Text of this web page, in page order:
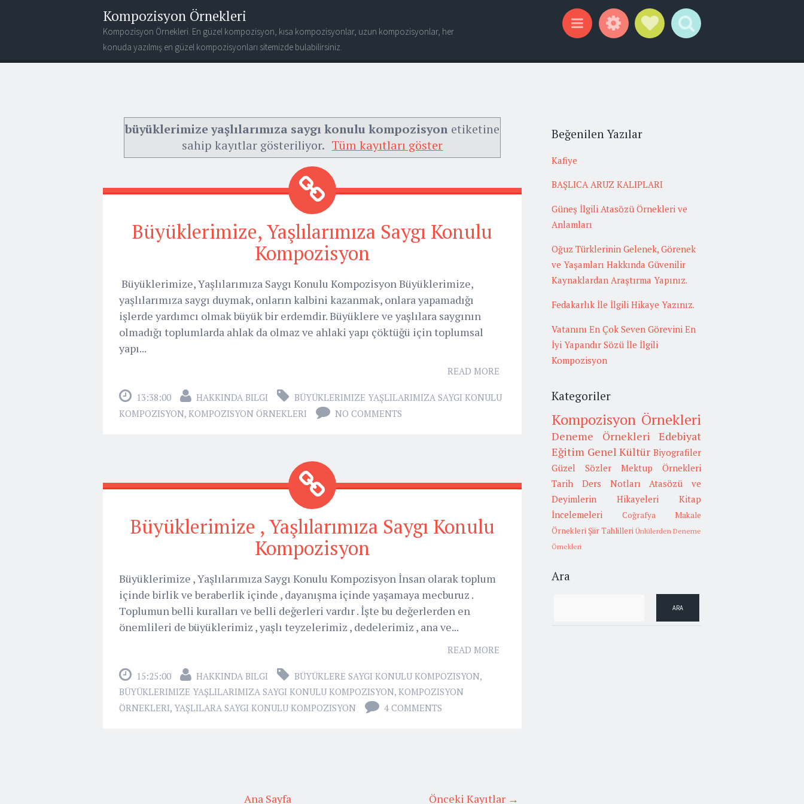
Kompozisyon Örnekleri
Kompozisyon Örnekleri. En güzel kompozisyon, kısa kompozisyonlar, uzun kompozisyonlar, her
konuda yazılmış en güzel kompozisyonları sitemizde bulabilirsiniz.
büyüklerimize yaşlılarımıza saygı konulu kompozisyon etiketine
sahip kayıtlar gösteriliyor. Tüm kayıtları göster
Büyüklerimize, Yaşlılarımıza Saygı Konulu
Kompozisyon
Büyüklerimize, Yaşlılarımıza Saygı Konulu Kompozisyon Büyüklerimize,
yaşlılarımıza saygı duymak, onların kalbini kazanmak, onlara yapamadığı
işlerde yardımcı olmak büyük bir erdemdir. Büyüklere ve yaşlılara saygının
olmadığı toplumlarda ahlak da olmaz ve ahlaki yapı çöktüğü için toplumsal
yapı...
READ MORE
13:38:00 HAKKINDA BILGI
BÜYÜKLERIMIZE YAŞLILARIMIZA SAYGI KONULU
KOMPOZISYON, KOMPOZISYON ÖRNEKLERI NO COMMENTS
Büyüklerimize , Yaşlılarımıza Saygı Konulu
Kompozisyon
Büyüklerimize , Yaşlılarımıza Saygı Konulu Kompozisyon İnsan olarak toplum
içinde birlik ve beraberlik içinde , dayanışma içinde yaşamaya mecburuz .
Toplumun belli kuralları ve belli değerleri vardır . İşte bu değerlerden en
önemlileri de büyüklerimiz , yaşlı teyzelerimiz , dedelerimiz , ana ve...
READ MORE
15:25:00 HAKKINDA BILGI BÜYÜKLERE SAYGI KONULU KOMPOZISYON,
BÜYÜKLERIMIZE YAŞLILARIMIZA SAYGI KONULU KOMPOZISYON, KOMPOZISYON
ÖRNEKLERI, YAŞLILARA SAYGI KONULU KOMPOZISYON 4 COMMENTS
Önceki Kayıtlar →
Ana Sayfa
Beğenilen Yazılar
Kafiye
BAŞLICA ARUZ KALIPLARI
Güneş İlgili Atasözü Örnekleri ve
Anlamları
Oğuz Türklerinin Gelenek, Görenek
ve Yaşamları Hakkında Güvenilir
Kaynaklardan Araştırma Yapınız.
Fedakarlık İle İlgili Hikaye Yazınız.
Vatanını En Çok Seven Görevini En
İyi Yapandır Sözü İle İlgili
Kompozisyon
Kategoriler
Kompozisyon Örnekleri
Deneme Örnekleri
Edebiyat
Eğitim Genel Kültür Biyografiler
Güzel Sözler
Mektup Örnekleri
Tarih
Ders Notları
Atasözü ve
Deyimlerin Hikayeleri
Kitap
İncelemeleri
Coğrafya
Makale
Örnekleri Şiir Tahlilleri Ünlülerden Deneme
Örnekleri
Ara